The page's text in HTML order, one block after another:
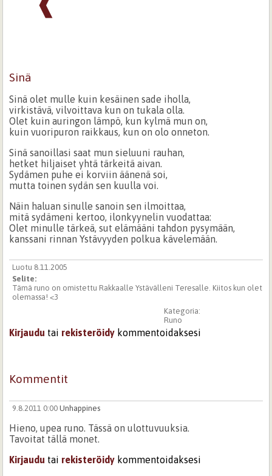
Sinä
Sinä olet mulle kuin kesäinen sade iholla,
virkistävä, vilvoittava kun on tukala olla.
Olet kuin auringon lämpö, kun kylmä mun on,
kuin vuoripuron raikkaus, kun on olo onneton.
Sinä sanoillasi saat mun sieluuni rauhan,
hetket hiljaiset yhtä tärkeitä aivan.
Sydämen puhe ei korviin äänenä soi,
mutta toinen sydän sen kuulla voi.
Näin haluan sinulle sanoin sen ilmoittaa,
mitä sydämeni kertoo, ilonkyynelin vuodattaa:
Olet minulle tärkeä, sut elämääni tahdon pysymään,
kanssani rinnan Ystävyyden polkua kävelemään.
Luotu 8.11.2005
Selite:
Tämä runo on omistettu Rakkaalle Ystävälleni Teresalle. Kiitos kun olet
olemassa! <3
Kategoria:
Runo
Kirjaudu tai rekisteröidy kommentoidaksesi
Kommentit
9.8.2011 0:00 Unhappines
Hieno, upea runo. Tässä on ulottuvuuksia.
Tavoitat tällä monet.
Kirjaudu tai rekisteröidy kommentoidaksesi